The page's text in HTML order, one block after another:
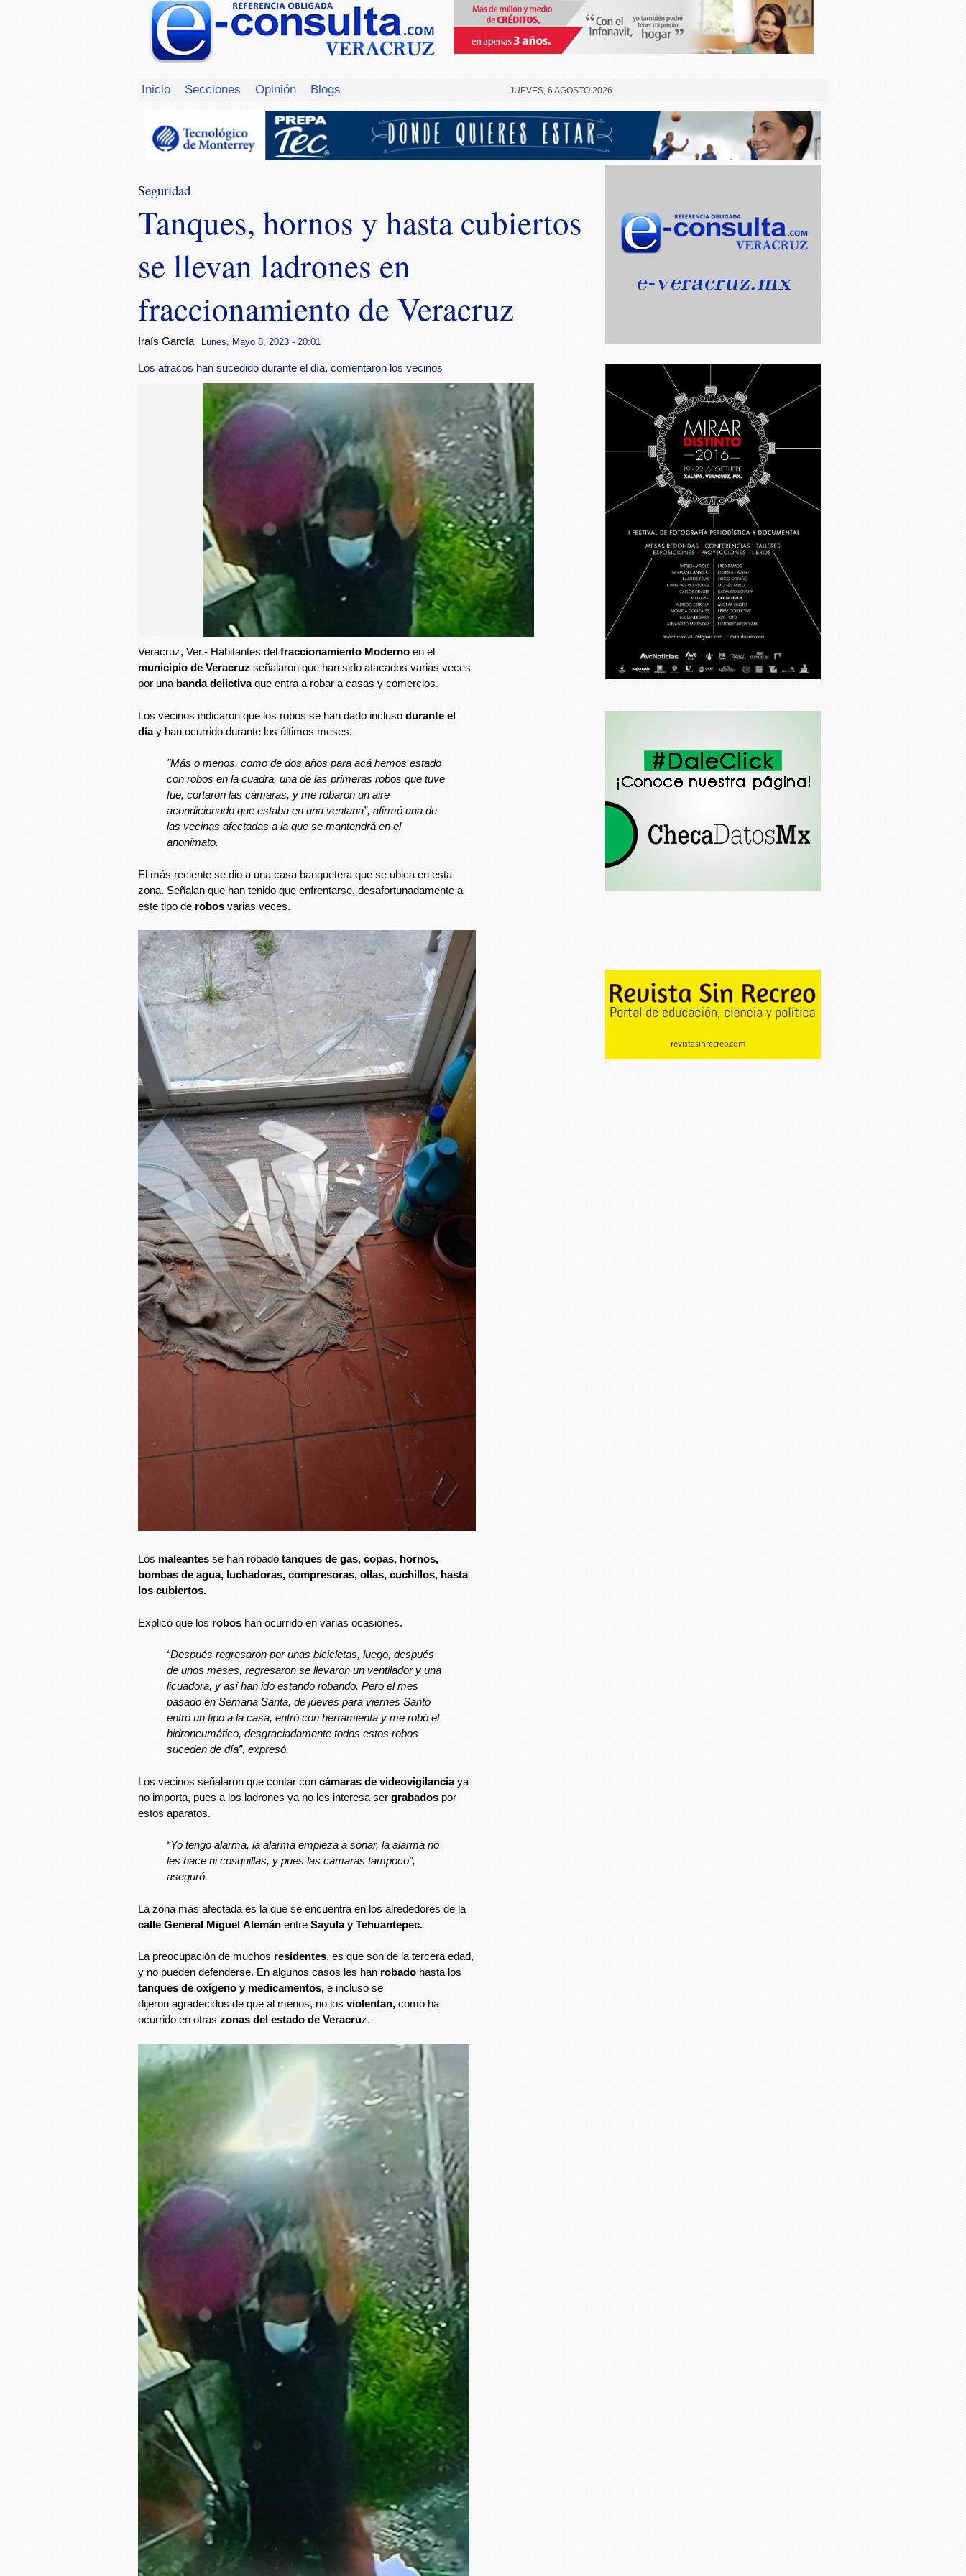
Inicio Secciones Opinión Blogs JUEVES, 6 AGOSTO 2026
Seguridad
Tanques, hornos y hasta cubiertos
se llevan ladrones en
fraccionamiento de Veracruz
Iraís García Lunes, Mayo 8, 2023 - 20:01
Los atracos han sucedido durante el día, comentaron los vecinos
Veracruz, Ver.- Habitantes del fraccionamiento Moderno en el
municipio de Veracruz señalaron que han sido atacados varias veces
por una banda delictivaque entra a robar a casas y comercios.
Los vecinos indicaron que los robos se han dado incluso durante el
díay han ocurrido durante los últimos meses.
"Más o menos, como de dos años para acá hemos estado
con robos en la cuadra, una de las primeras robos que tuve
fue, cortaron las cámaras, y me robaron un aire
acondicionado que estaba en una ventana”, afirmó una de
las vecinas afectadas a la que se mantendrá en el
anonimato.
El más reciente se dio a una casa banquetera que se ubica en esta
zona. Señalan que han tenido que enfrentarse, desafortunadamente a
este tipo de robos varias veces.
Los maleantes se han robado tanques de gas, copas, hornos,
bombas de agua, luchadoras, compresoras, ollas, cuchillos, hasta
los cubiertos.
Explicó que los robos han ocurrido en varias ocasiones.
“Después regresaron por unas bicicletas, luego, después
de unos meses, regresaron se llevaron un ventilador y una
licuadora, y así han ido estando robando. Pero el mes
pasado en Semana Santa, de jueves para viernes Santo
entró un tipo a la casa, entró con herramienta y me robó el
hidroneumático, desgraciadamente todos estos robos
suceden de día”, expresó.
Los vecinos señalaron que contar con cámaras de videovigilanciaya
no importa, pues a los ladrones ya no les interesa ser grabados por
estos aparatos.
“Yo tengo alarma, la alarma empieza a sonar, la alarma no
les hace ni cosquillas, y pues las cámaras tampoco",
aseguró.
La zona más afectada es la que se encuentra en los alrededores de la
calle General Miguel Alemán entre Sayula y Tehuantepec.
La preocupación de muchos residentes, es que son de la tercera edad,
y no pueden defenderse. En algunos casos les han robado hasta los
tanques de oxígeno y medicamentos, e incluso se
dijeron agradecidos de que al menos, no los violentan, como ha
ocurrido en otras zonas del estado de Veracruz.